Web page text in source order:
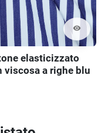
visibility
elasticizzato
viscosa a righe blu